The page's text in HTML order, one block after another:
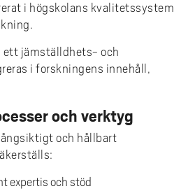
i högskolans kvalitetssystem
ett jämställdhets- och
i forskningens innehåll,
och verktyg
och hållbart
expertis och stöd